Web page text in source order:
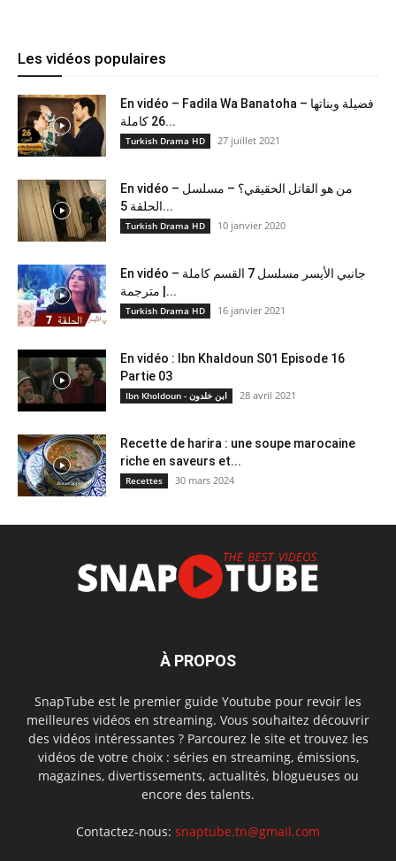
Les vidéos populaires
En vidéo – Fadila Wa Banatoha – فضيلة وبناتها
26 كاملة...
Turkish Drama HD 27 juillet 2021
En vidéo – من هو القاتل الحقيقي؟ – مسلسل
الحلقة 5...
Turkish Drama HD 10 janvier 2020
En vidéo – جانبي الأيسر مسلسل 7 القسم كاملة
مترجمة |...
Turkish Drama HD 16 janvier 2021
En vidéo : Ibn Khaldoun S01 Episode 16
Partie 03
Ibn Kholdoun - ابن خلدون 28 avril 2021
Recette de harira : une soupe marocaine
riche en saveurs et...
Recettes 30 mars 2024
À PROPOS
SnapTube est le premier guide Youtube pour revoir les
meilleures vidéos en streaming. Vous souhaitez découvrir
des vidéos intéressantes ? Parcourez le site et trouvez les
vidéos de votre choix : séries en streaming, émissions,
magazines, divertissements, actualités, blogueuses ou
encore des talents.
Contactez-nous: snaptube.tn@gmail.com